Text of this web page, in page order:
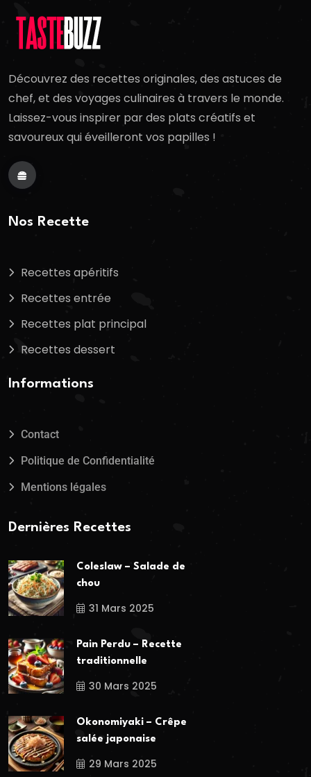
Découvrez des recettes originales, des astuces de
chef, et des voyages culinaires à travers le monde.
Laissez-vous inspirer par des plats créatifs et
savoureux qui éveilleront vos papilles !
Nos Recette
Recettes apéritifs
Recettes entrée
Recettes plat principal
Recettes dessert
Informations
Contact
Politique de Confidentialité
Mentions légales
Dernières Recettes
Coleslaw – Salade de
chou
31 Mars 2025
Pain Perdu – Recette
traditionnelle
30 Mars 2025
Okonomiyaki – Crêpe
salée japonaise
29 Mars 2025